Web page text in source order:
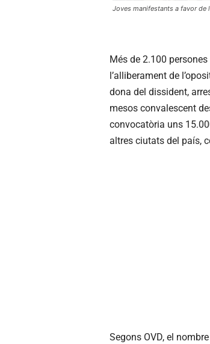
Joves manifestants a favor de
Més de 2.100
l’alliberament de
dona del dissident,
mesos convalescent
convocatòria uns
altres ciutats del país,
Segons OVD, el